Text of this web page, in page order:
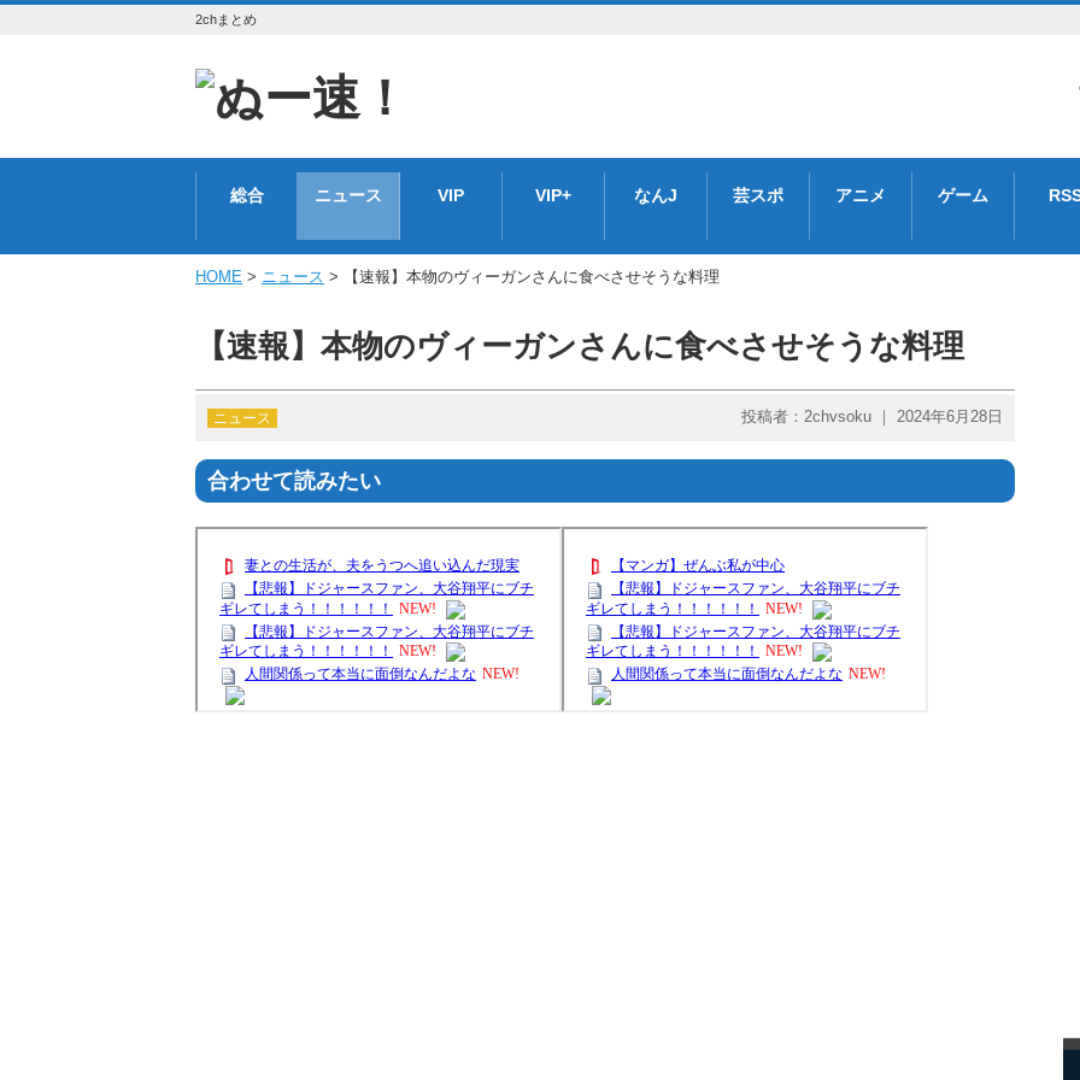
2chまとめ
総合 ニュース VIP VIP+ なんJ 芸スポ アニメ ゲーム
HOME > ニュース > 【速報】本物のヴィーガンさんに食べさせそうな料理
【速報】本物のヴィーガンさんに食べさせそうな料理
ニュース 投稿者：2chvsoku ｜ 2024年6月28日
合わせて読みたい